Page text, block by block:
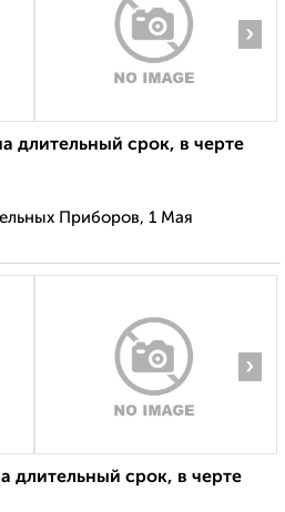
›
длительный срок, в черте
Приборов, 1 Мая
›
длительный срок, в черте